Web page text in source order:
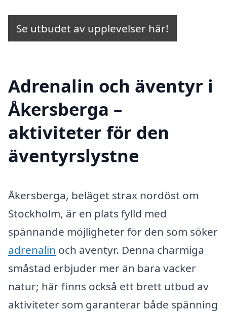
Se utbudet av upplevelser här!
Adrenalin och äventyr i
Åkersberga –
aktiviteter för den
äventyrslystne
Åkersberga, beläget strax nordöst om
Stockholm, är en plats fylld med
spännande möjligheter för den som söker
adrenalin och äventyr. Denna charmiga
småstad erbjuder mer än bara vacker
natur; här finns också ett brett utbud av
aktiviteter som garanterar både spänning